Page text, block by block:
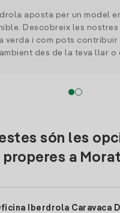
aposta per un model
Descobreix les
verda i com pots contribuir
des de la teva llar o
són les
properes a
Iberdrola Caravaca